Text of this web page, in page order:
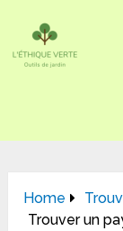
Home
Trouver un